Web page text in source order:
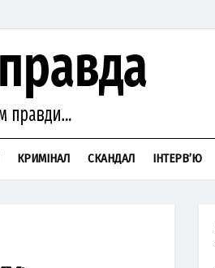
КРИМІНАЛ СКАНДАЛ ІНТЕРВ’Ю